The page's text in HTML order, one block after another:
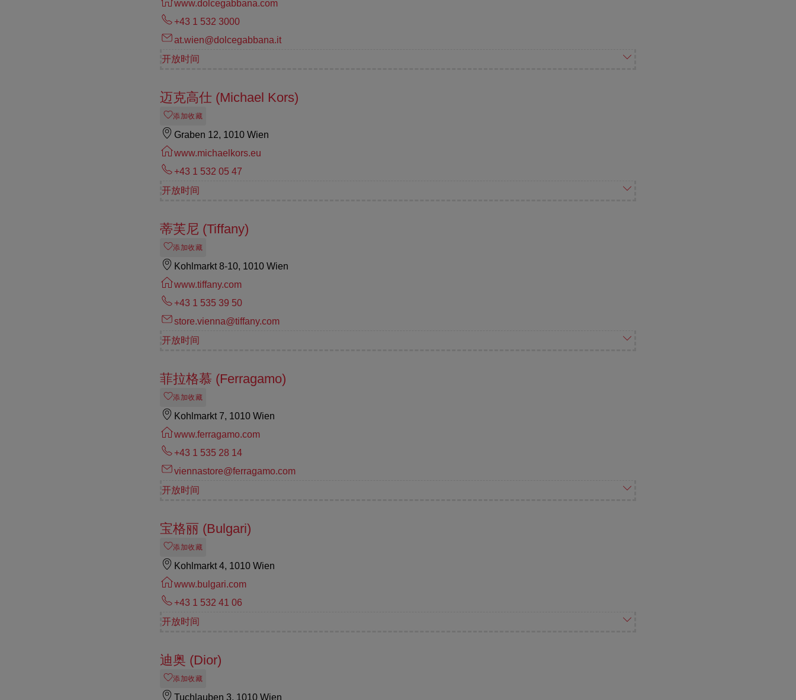
www.dolcegabbana.com
+43 1 532 3000
at.wien@dolcegabbana.it
开放时间
迈克高仕 (Michael Kors)
添加收藏
Graben 12, 1010 Wien
www.michaelkors.eu
+43 1 532 05 47
开放时间
蒂芙尼 (Tiffany)
添加收藏
Kohlmarkt 8-10, 1010 Wien
www.tiffany.com
+43 1 535 39 50
store.vienna@tiffany.com
开放时间
菲拉格慕 (Ferragamo)
添加收藏
Kohlmarkt 7, 1010 Wien
www.ferragamo.com
+43 1 535 28 14
viennastore@ferragamo.com
开放时间
宝格丽 (Bulgari)
添加收藏
Kohlmarkt 4, 1010 Wien
www.bulgari.com
+43 1 532 41 06
开放时间
迪奥 (Dior)
添加收藏
Tuchlauben 3, 1010 Wien